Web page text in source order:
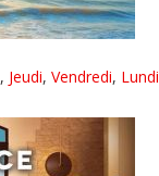
, Jeudi, Vendredi, Lundi